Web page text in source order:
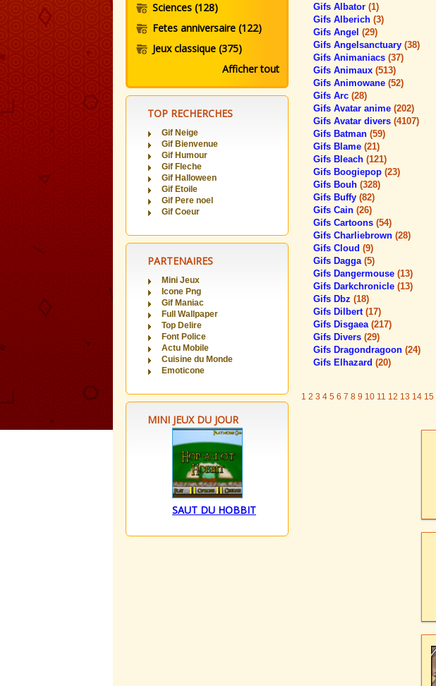
Sciences (128)
Fetes anniversaire (122)
Jeux classique (375)
Afficher tout
TOP RECHERCHES
Gif Neige
Gif Bienvenue
Gif Humour
Gif Fleche
Gif Halloween
Gif Etoile
Gif Pere noel
Gif Coeur
PARTENAIRES
Mini Jeux
Icone Png
Gif Maniac
Full Wallpaper
Top Delire
Font Police
Actu Mobile
Cuisine du Monde
Emoticone
MINI JEUX DU JOUR
SAUT DU HOBBIT
Gifs Albator (1)
Gifs Alberich (3)
Gifs Angel (29)
Gifs Angelsanctuary (38)
Gifs Animaniacs (37)
Gifs Animaux (513)
Gifs Animowane (52)
Gifs Arc (28)
Gifs Avatar anime (202)
Gifs Avatar divers (4107)
Gifs Batman (59)
Gifs Blame (21)
Gifs Bleach (121)
Gifs Boogiepop (23)
Gifs Bouh (328)
Gifs Buffy (82)
Gifs Cain (26)
Gifs Cartoons (54)
Gifs Charliebrown (28)
Gifs Cloud (9)
Gifs Dagga (5)
Gifs Dangermouse (13)
Gifs Darkchronicle (13)
Gifs Dbz (18)
Gifs Dilbert (17)
Gifs Disgaea (217)
Gifs Divers (29)
Gifs Dragondragoon (24)
Gifs Elhazard (20)
1 2 3 4 5 6 7 8 9 10 11 12 13 14 15